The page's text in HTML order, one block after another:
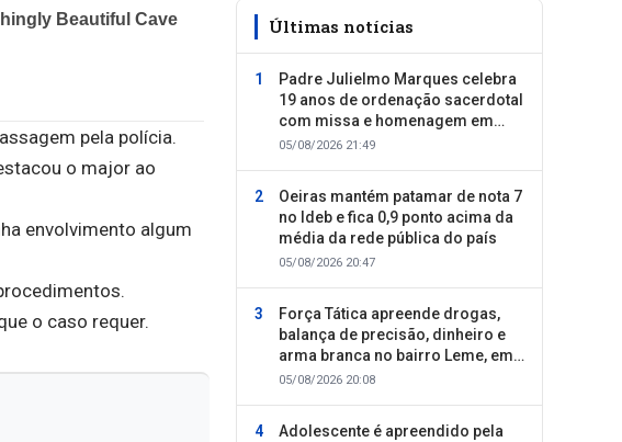
pela polícia.
o major ao
envolvimento algum
o caso requer.
Últimas notícias
Padre Julielmo Marques celebra
19 anos de ordenação sacerdotal
com missa e homenagem em
Colônia do Piauí
05/08/2026 21:49
Oeiras mantém patamar de nota 7
no Ideb e fica 0,9 ponto acima da
média da rede pública do país
05/08/2026 20:47
Força Tática apreende drogas,
balança de precisão, dinheiro e
arma branca no bairro Leme, em
Oeiras
05/08/2026 20:08
Adolescente é apreendido pela